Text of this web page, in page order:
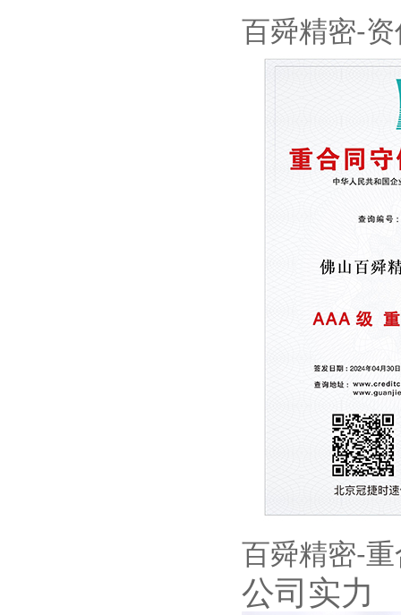
百舜精密-
百舜精密-
公司实力